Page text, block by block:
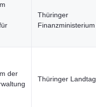
Thüringer
Finanzministerium
der
Thüringer Landtag